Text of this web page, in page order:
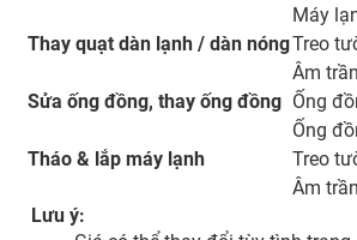
Máy
Thay quạt dàn lạnh / dàn nóngTreo
Âm
Sửa ống đồng, thay ống đồng Ống
Ống
Tháo & lắp máy lạnh
Treo
Âm
Lưu ý: